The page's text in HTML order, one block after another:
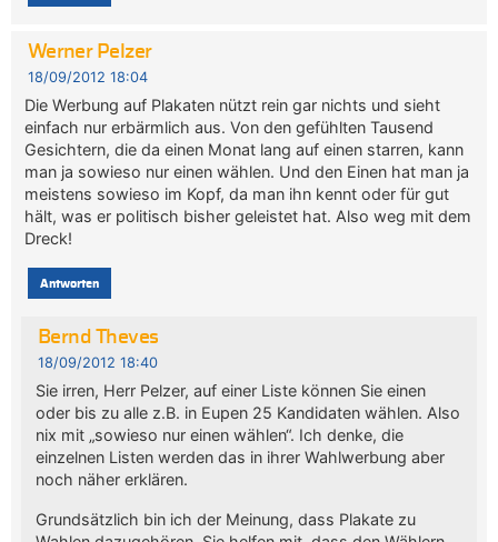
Werner Pelzer
18/09/2012 18:04
Die Werbung auf Plakaten nützt rein gar nichts und sieht
einfach nur erbärmlich aus. Von den gefühlten Tausend
Gesichtern, die da einen Monat lang auf einen starren, kann
man ja sowieso nur einen wählen. Und den Einen hat man ja
meistens sowieso im Kopf, da man ihn kennt oder für gut
hält, was er politisch bisher geleistet hat. Also weg mit dem
Dreck!
Antworten
Bernd Theves
18/09/2012 18:40
Sie irren, Herr Pelzer, auf einer Liste können Sie einen
oder bis zu alle z.B. in Eupen 25 Kandidaten wählen. Also
nix mit „sowieso nur einen wählen“. Ich denke, die
einzelnen Listen werden das in ihrer Wahlwerbung aber
noch näher erklären.
Grundsätzlich bin ich der Meinung, dass Plakate zu